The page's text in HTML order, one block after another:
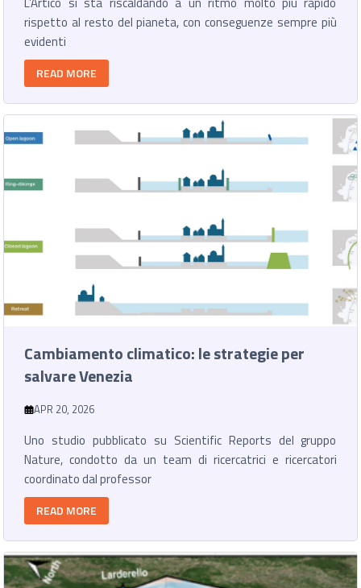
rispetto al resto del pianeta, con conseguenze sempre più
evidenti
READ MORE
Cambiamento climatico: le strategie per
salvare Venezia
APR 20, 2026
Uno studio pubblicato su Scientific Reports del gruppo
Nature, condotto da un team di ricercatrici e ricercatori
coordinato dal professor
READ MORE